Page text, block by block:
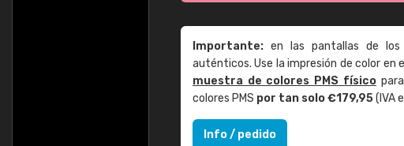
Importante: en las pantallas de los
auténticos. Use la impresión de color en
muestra de colores PMS físicopara
colores PMS por tan solo €179,95(IVA
Info / pedido